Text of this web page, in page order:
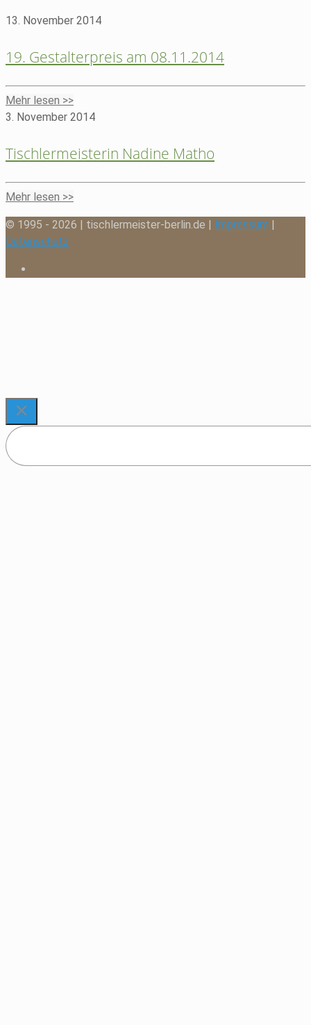
13. November 2014
19. Gestalterpreis am 08.11.2014
Mehr lesen >>
3. November 2014
Tischlermeisterin Nadine Matho
Mehr lesen >>
© 1995 - 2026 | tischlermeister-berlin.de | Impressum |
Datenschutz